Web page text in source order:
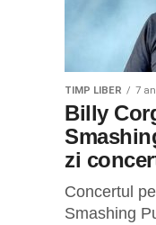
TIMP LIBER 7
Billy
zi
Concertul
Smashing